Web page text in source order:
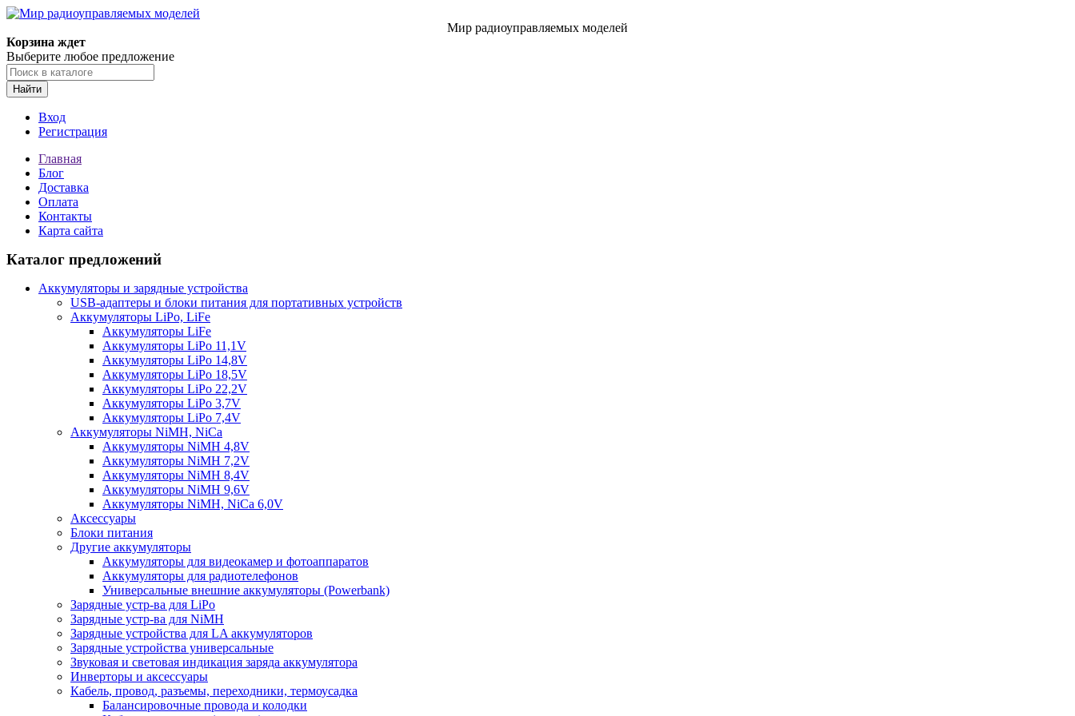
Мир радиоуправляемых моделей
Корзина ждет
Выберите любое предложение
Найти
Вход
Регистрация
Главная
Блог
Доставка
Оплата
Контакты
Карта сайта
Каталог предложений
Аккумуляторы и зарядные устройства
USB-адаптеры и блоки питания для портативных устройств
Аккумуляторы LiPo, LiFe
Аккумуляторы LiFe
Аккумуляторы LiPo 11,1V
Аккумуляторы LiPo 14,8V
Аккумуляторы LiPo 18,5V
Аккумуляторы LiPo 22,2V
Аккумуляторы LiPo 3,7V
Аккумуляторы LiPo 7,4V
Аккумуляторы NiMH, NiCa
Аккумуляторы NiMH 4,8V
Аккумуляторы NiMH 7,2V
Аккумуляторы NiMH 8,4V
Аккумуляторы NiMH 9,6V
Аккумуляторы NiMH, NiCa 6,0V
Аксессуары
Блоки питания
Другие аккумуляторы
Аккумуляторы для видеокамер и фотоаппаратов
Аккумуляторы для радиотелефонов
Универсальные внешние аккумуляторы (Powerbank)
Зарядные устр-ва для LiPo
Зарядные устр-ва для NiMH
Зарядные устройства для LA аккумуляторов
Зарядные устройства универсальные
Звуковая и световая индикация заряда аккумулятора
Инверторы и аксессуары
Кабель, провод, разъемы, переходники, термоусадка
Балансировочные провода и колодки